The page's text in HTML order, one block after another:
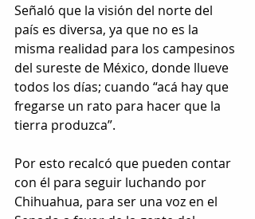
Señaló que la visión del norte del
país es diversa, ya que no es la
misma realidad para los campesinos
del sureste de México, donde llueve
todos los días; cuando “acá hay que
fregarse un rato para hacer que la
tierra produzca”.
Por esto recalcó que pueden contar
con él para seguir luchando por
Chihuahua, para ser una voz en el